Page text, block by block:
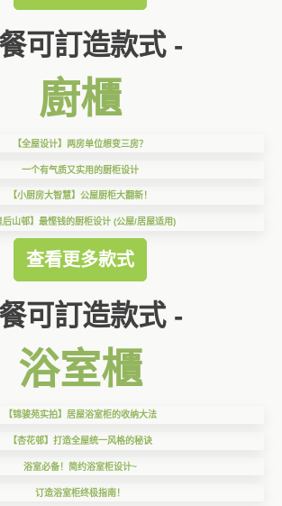
可訂造款式 -
廚櫃
【全屋设计】两房单位想变三房？
一个有气质又实用的厨柜设计
【小厨房大智慧】公屋厨柜大翻新！
后山邨】最悭钱的厨柜设计 (公屋/居屋适用)
查看更多款式
餐可訂造款式 -
浴室櫃
【锦骏苑实拍】居屋浴室柜的收纳大法
【杏花邨】打造全屋统一风格的秘诀
浴室必备！简约浴室柜设计~
订造浴室柜终极指南！